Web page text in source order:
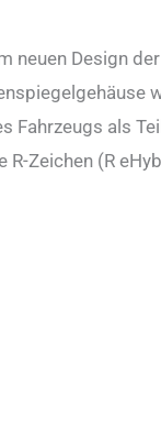
neuen Design
Fahrzeugs als
R-Zeichen (R